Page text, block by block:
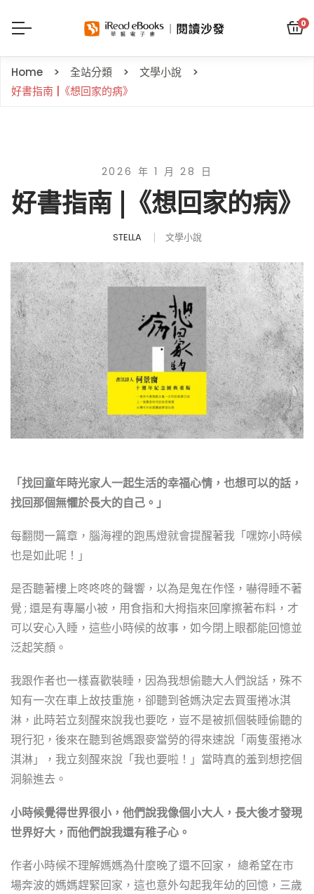
0
Home 全站分類
文學小說
好書指南 |《想回家的病》
2026 年 1 月 28 日
好書指南 |《想回家的病》
STELLA 文學小說
「找回童年時光家人一起生活的幸福心情，也想可以的話，
找回那個無懼於長大的自己。」
每翻閱一篇章，腦海裡的跑馬燈就會提醒著我「嘿妳小時候
也是如此呢！」
是否聽著樓上咚咚咚的聲響，以為是鬼在作怪，嚇得睡不著
覺 ; 還是有專屬小被，用食指和大拇指來回摩擦著布料，才
可以安心入睡，這些小時候的故事，如今閉上眼都能回憶並
泛起笑顏。
我跟作者也一樣喜歡裝睡，因為我想偷聽大人們說話，殊不
知有一次在車上故技重施，卻聽到爸媽決定去買蛋捲冰淇
淋，此時若立刻醒來說我也要吃，豈不是被抓個裝睡偷聽的
現行犯，後來在聽到爸媽跟麥當勞的得來速說「兩隻蛋捲冰
淇淋」，我立刻醒來說「我也要啦！」當時真的羞到想挖個
洞躲進去。
小時候覺得世界很小，他們說我像個小大人，長大後才發現
世界好大，而他們說我還有稚子心。
作者小時候不理解媽媽為什麼晚了還不回家， 總希望在市
場奔波的媽媽趕緊回家，這也意外勾起我年幼的回憶，三歲